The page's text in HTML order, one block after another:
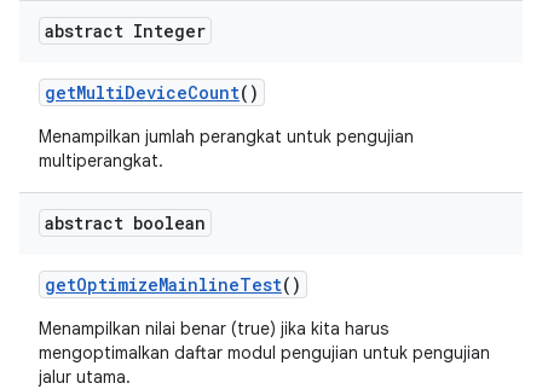
abstract Integer
getMultiDeviceCount()
Menampilkan jumlah perangkat untuk pengujian
multiperangkat.
abstract boolean
getOptimizeMainlineTest()
Menampilkan nilai benar (true) jika kita harus
mengoptimalkan daftar modul pengujian untuk pengujian
jalur utama.